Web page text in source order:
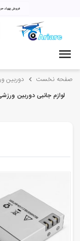
صفحه نخست دوربین
لوازم جانبی دوربین